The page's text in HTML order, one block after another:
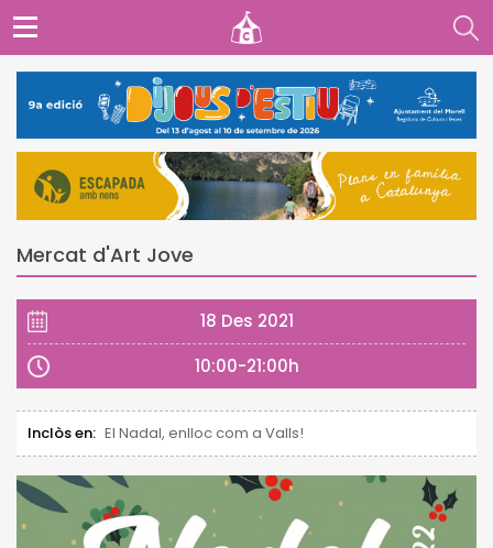
Mercat d'Art Jove
18 Des 2021
10:00-21:00h
Inclòs en: El Nadal, enlloc com a Valls!